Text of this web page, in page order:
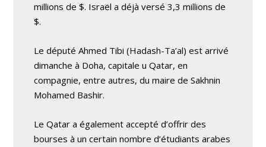
millions de $. Israël a déjà versé 3,3 millions de
$.
Le député Ahmed Tibi (Hadash-Ta’al) est arrivé
dimanche à Doha, capitale u Qatar, en
compagnie, entre autres, du maire de Sakhnin
Mohamed Bashir.
Le Qatar a également accepté d’offrir des
bourses à un certain nombre d’étudiants arabes